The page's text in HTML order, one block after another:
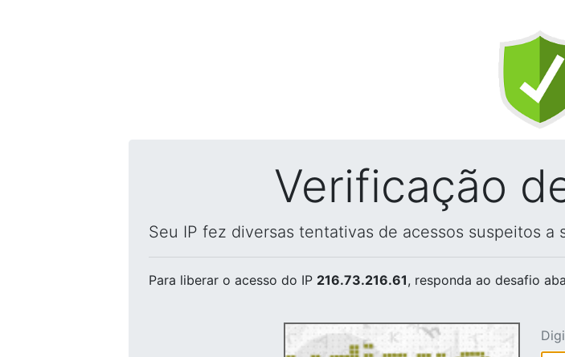
Verificação
Seu IP fez diversas tentativas de acessos suspeitos a
Para liberar o acesso do IP 216.73.216.61, responda ao desafio